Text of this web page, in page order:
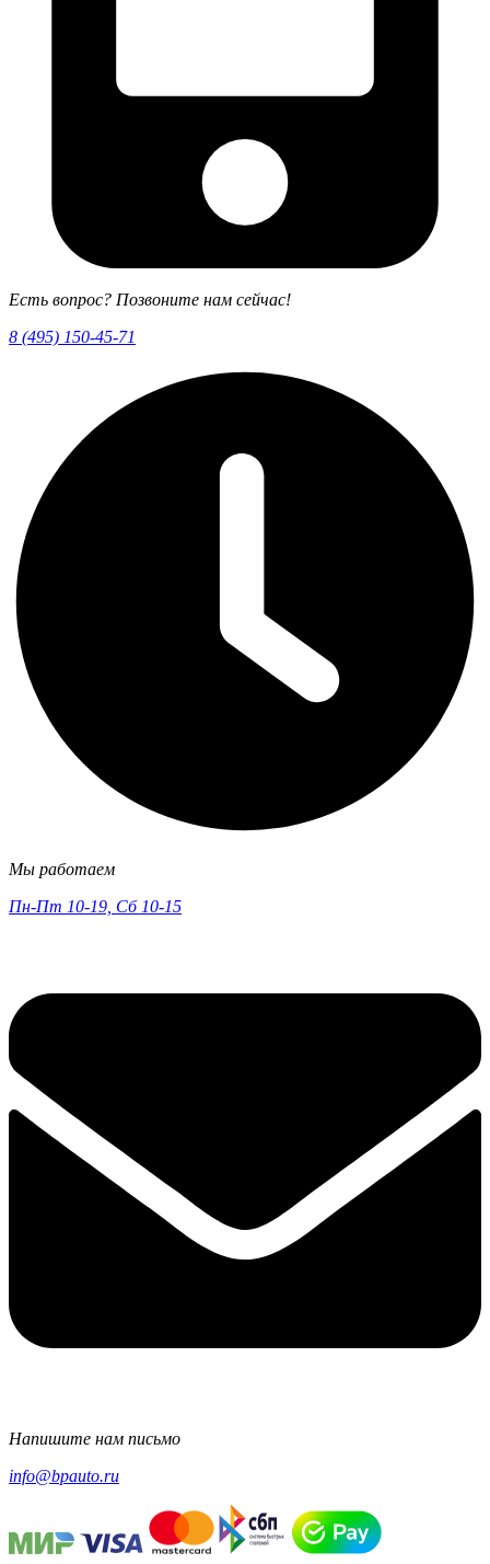
Есть вопрос? Позвоните нам сейчас!
8 (495) 150-45-71
Мы работаем
Пн-Пт 10-19, Сб 10-15
Напишите нам письмо
info@bpauto.ru